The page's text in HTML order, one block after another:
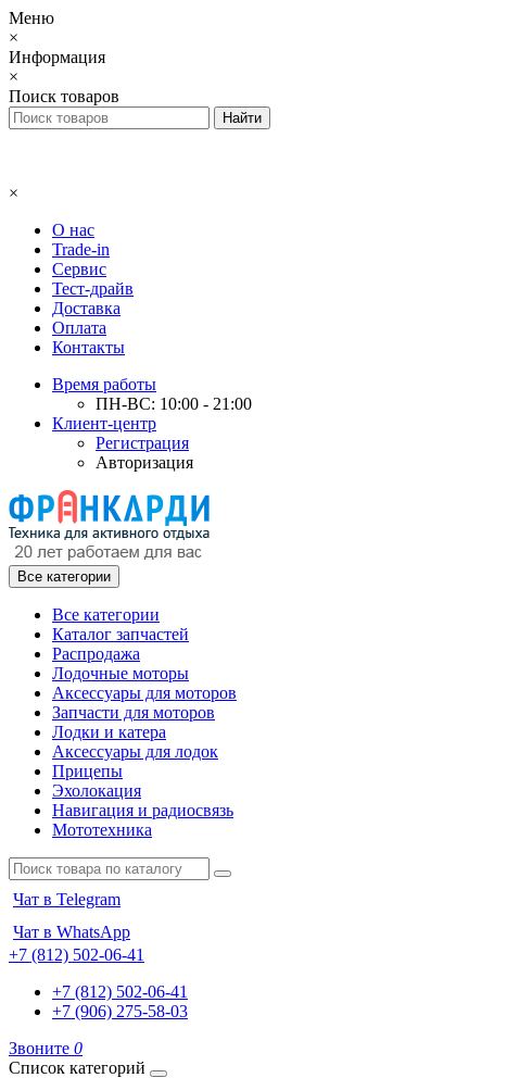
Меню
×
Информация
×
Поиск товаров
×
О нас
Trade-in
Сервис
Тест-драйв
Доставка
Оплата
Контакты
Время работы
ПН-ВС: 10:00 - 21:00
Клиент-центр
Регистрация
Авторизация
Все категории
Все категории
Каталог запчастей
Распродажа
Лодочные моторы
Аксессуары для моторов
Запчасти для моторов
Лодки и катера
Аксессуары для лодок
Прицепы
Эхолокация
Навигация и радиосвязь
Мототехника
Чат в Telegram
Чат в WhatsApp
+7 (812) 502-06-41
+7 (812) 502-06-41
+7 (906) 275-58-03
Звоните 0
Список категорий